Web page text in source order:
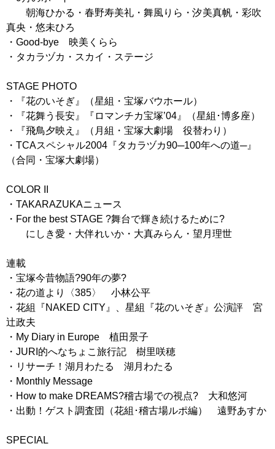
朝海ひかる・春野寿美礼・舞風りら・汐美真帆・彩吹
真央・悠未ひろ
・Good-bye 映美くらら
・タカラヅカ・スカイ・ステージ
STAGE PHOTO
・『花のいそぎ』（星組・宝塚バウホール）
・『花舞う長安』『ロマンチカ宝塚’04』（星組･博多座）
・『飛鳥夕映え』（月組・宝塚大劇場 役替わり）
・TCAスペシャル2004『タカラヅカ90─100年への道─』
（合同・宝塚大劇場）
COLOR II
・TAKARAZUKAニュース
・For the best STAGE ?舞台で輝き続けるために?
にしき愛・大伴れいか・大真みらん・望月理世
連載
・宝塚今昔物語?90年の夢?
・花の道より〈385〉 小林公平
・花組『NAKED CITY』、星組『花のいそぎ』公演評 宮
辻政夫
・My Diary in Europe 植田景子
・JURI的へなちょこ旅行記 樹里咲穂
・リサーチ！湖月わたる 湖月わたる
・Monthly Message
・How to make DREAMS?稽古場での視点? 大和悠河
・出動！ゲスト調査団（花組･稽古場ルポ編） 遠野あすか
SPECIAL